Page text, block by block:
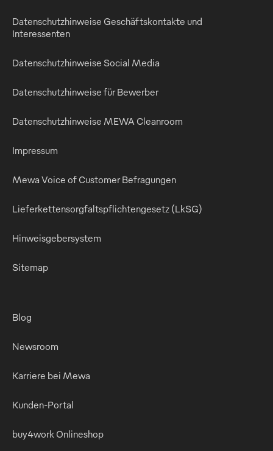
Datenschutzhinweise Geschäftskontakte und
Interessenten
Datenschutzhinweise Social Media
Datenschutzhinweise für Bewerber
Datenschutzhinweise MEWA Cleanroom
Impressum
Mewa Voice of Customer Befragungen
Lieferkettensorgfaltspflichtengesetz (LkSG)
Hinweisgebersystem
Sitemap
Blog
Newsroom
Karriere bei Mewa
Kunden-Portal
buy4work Onlineshop